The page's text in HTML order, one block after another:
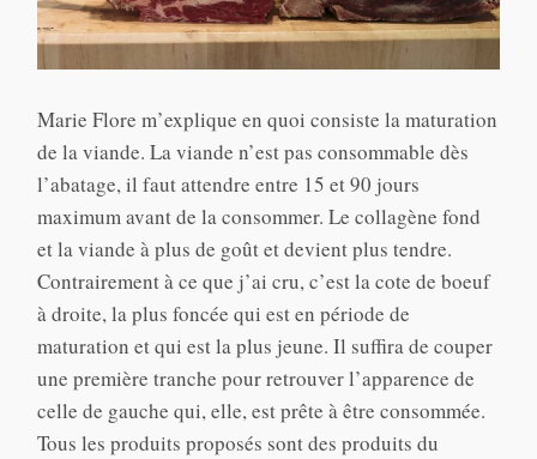
Marie Flore m’explique en quoi consiste la maturation
de la viande. La viande n’est pas consommable dès
l’abatage, il faut attendre entre 15 et 90 jours
maximum avant de la consommer. Le collagène fond
et la viande à plus de goût et devient plus tendre.
Contrairement à ce que j’ai cru, c’est la cote de boeuf
à droite, la plus foncée qui est en période de
maturation et qui est la plus jeune. Il suffira de couper
une première tranche pour retrouver l’apparence de
celle de gauche qui, elle, est prête à être consommée.
Tous les produits proposés sont des produits du